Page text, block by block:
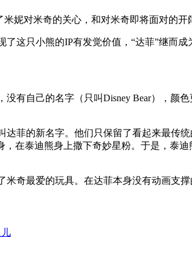
妮对米奇的关心，和对米奇即将面对的开
了这只小熊的IP有发觉价值，“达菲”继而
有自己的名字（只叫Disney Bear），颜
菲的新名字。他们只保留了看起来最传
在泰迪熊身上撒下奇妙星粉。于是，泰
奇最爱的玩具。在达菲本身没有动画支